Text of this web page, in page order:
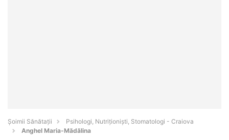
Şoimii Sănătații
Psihologi, Nutriționiști, Stomatologi - Craiova
Anghel Maria-Mădălina